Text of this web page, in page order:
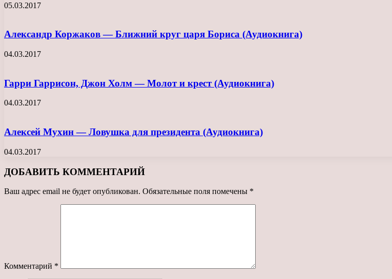
05.03.2017
Александр Коржаков — Ближний круг царя Бориса (Аудиокнига)
04.03.2017
Гарри Гаррисон, Джон Холм — Молот и крест (Аудиокнига)
04.03.2017
Алексей Мухин — Ловушка для президента (Аудиокнига)
04.03.2017
ДОБАВИТЬ КОММЕНТАРИЙ
Ваш адрес email не будет опубликован. Обязательные поля помечены *
Комментарий *